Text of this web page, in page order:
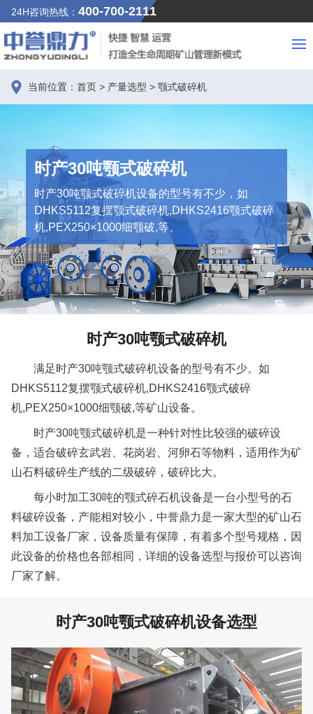
24H咨询热线： 400-700-2111
当前位置： 首页 > 产量选型 > 颚式破碎机
时产30吨颚式破碎机
时产30吨颚式破碎机设备的型号有不少，如
DHKS5112复摆颚式破碎机,DHKS2416颚式破碎
机,PEX250×1000细颚破,等。
时产30吨颚式破碎机
满足时产30吨颚式破碎机设备的型号有不少。如
DHKS5112复摆颚式破碎机,DHKS2416颚式破碎
机,PEX250×1000细颚破,等矿山设备。
时产30吨颚式破碎机是一种针对性比较强的破碎设
备，适合破碎玄武岩、花岗岩、河卵石等物料，适用作为矿
山石料破碎生产线的二级破碎，破碎比大。
每小时加工30吨的颚式碎石机设备是一台小型号的石
料破碎设备，产能相对较小，中誉鼎力是一家大型的矿山石
料加工设备厂家，设备质量有保障，有着多个型号规格，因
此设备的价格也各部相同，详细的设备选型与报价可以咨询
厂家了解。
时产30吨颚式破碎机设备选型